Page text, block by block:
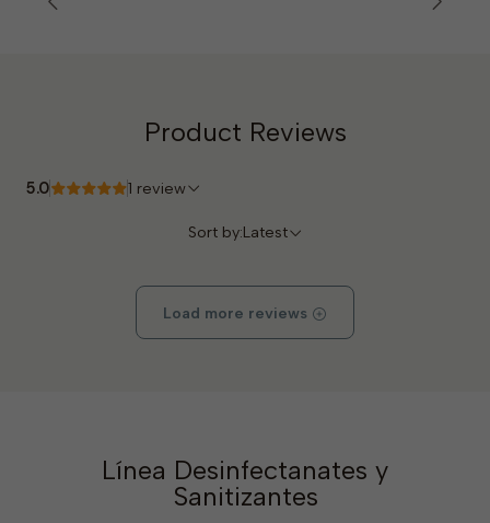
Product Reviews
5.0 1 review
Sort by:Latest
Load more reviews
Línea Desinfectanates y
Sanitizantes